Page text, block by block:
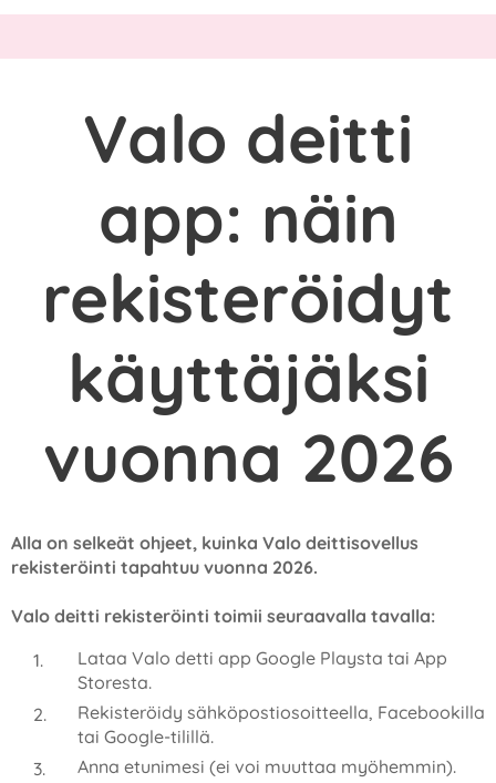
Valo deitti
app: näin
rekisteröidyt
käyttäjäksi
vuonna 2026
Alla on selkeät ohjeet, kuinka Valo deittisovellus
rekisteröinti tapahtuu vuonna 2026.
Valo deitti rekisteröinti toimii seuraavalla tavalla:
Lataa Valo detti app Google Playsta tai App
Storesta.
Rekisteröidy sähköpostiosoitteella, Facebookilla
tai Google-tilillä.
Anna etunimesi (ei voi muuttaa myöhemmin).